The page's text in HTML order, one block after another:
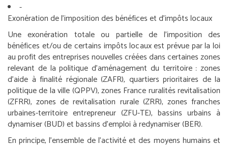
-
Exonération de l’imposition des bénéfices et d’impôts locaux
Une exonération totale ou partielle de l’imposition des
bénéfices et/ou de certains impôts locaux est prévue par la loi
au profit des entreprises nouvelles créées dans certaines zones
relevant de la politique d’aménagement du territoire : zones
d’aide à finalité régionale (ZAFR), quartiers prioritaires de la
politique de la ville (QPPV), zones France ruralités revitalisation
(ZFRR), zones de revitalisation rurale (ZRR), zones franches
urbaines-territoire entrepreneur (ZFU-TE), bassins urbains à
dynamiser (BUD) et bassins d’emploi à redynamiser (BER).
En principe, l’ensemble de l’activité et des moyens humains et